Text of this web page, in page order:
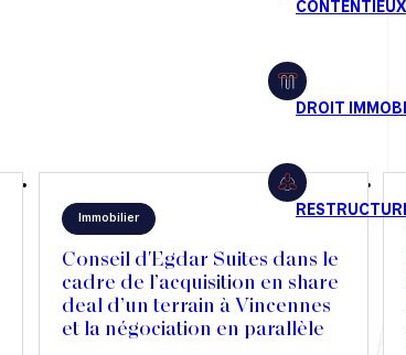
Immobilier
Conseil d'Egdar Suites dans le
cadre de l’acquisition en share
deal d’un terrain à Vincennes
et la négociation en parallèle